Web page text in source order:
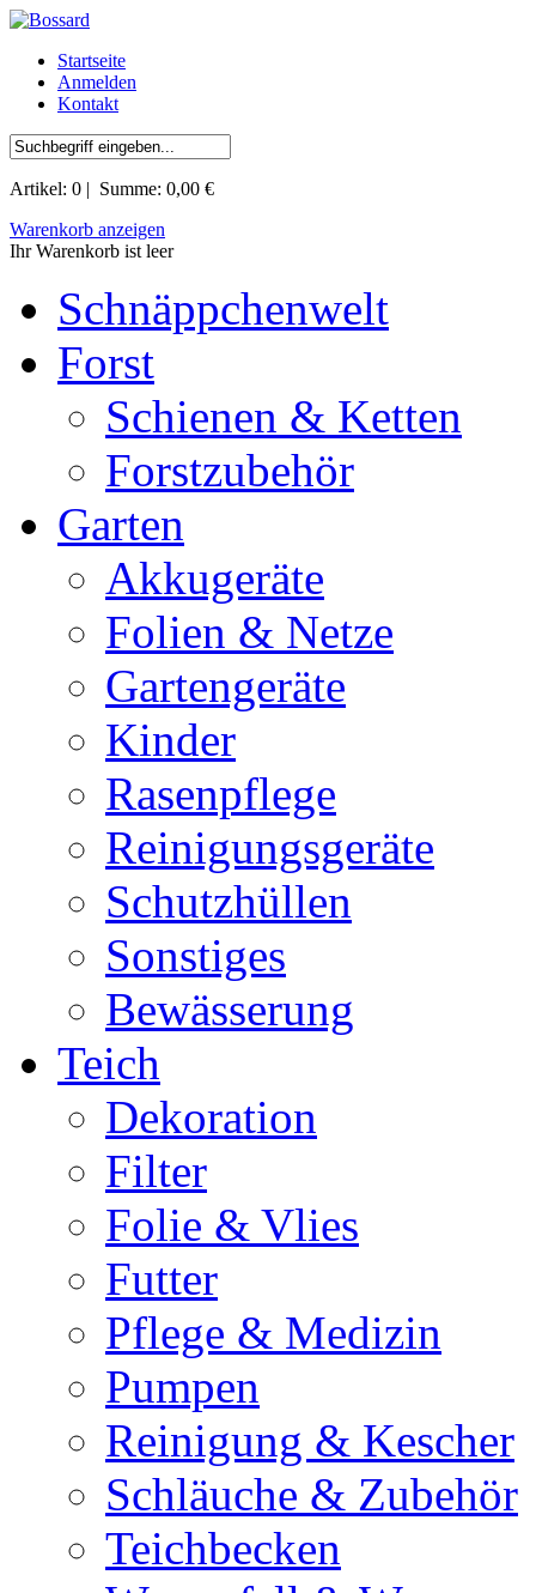
Startseite
Anmelden
Kontakt
Artikel: 0 | Summe: 0,00 €
Warenkorb anzeigen
Ihr Warenkorb ist leer
Schnäppchenwelt
Forst
Schienen & Ketten
Forstzubehör
Garten
Akkugeräte
Folien & Netze
Gartengeräte
Kinder
Rasenpflege
Reinigungsgeräte
Schutzhüllen
Sonstiges
Bewässerung
Teich
Dekoration
Filter
Folie & Vlies
Futter
Pflege & Medizin
Pumpen
Reinigung & Kescher
Schläuche & Zubehör
Teichbecken